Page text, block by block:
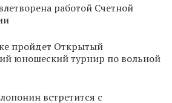
работой Счетной
пройдет Открытый
юношеский турнир по вольной
встретится с